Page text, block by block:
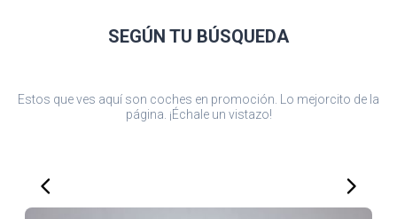
SEGÚN TU BÚSQUEDA
Estos que ves aquí son coches en promoción. Lo mejorcito de la
página. ¡Échale un vistazo!